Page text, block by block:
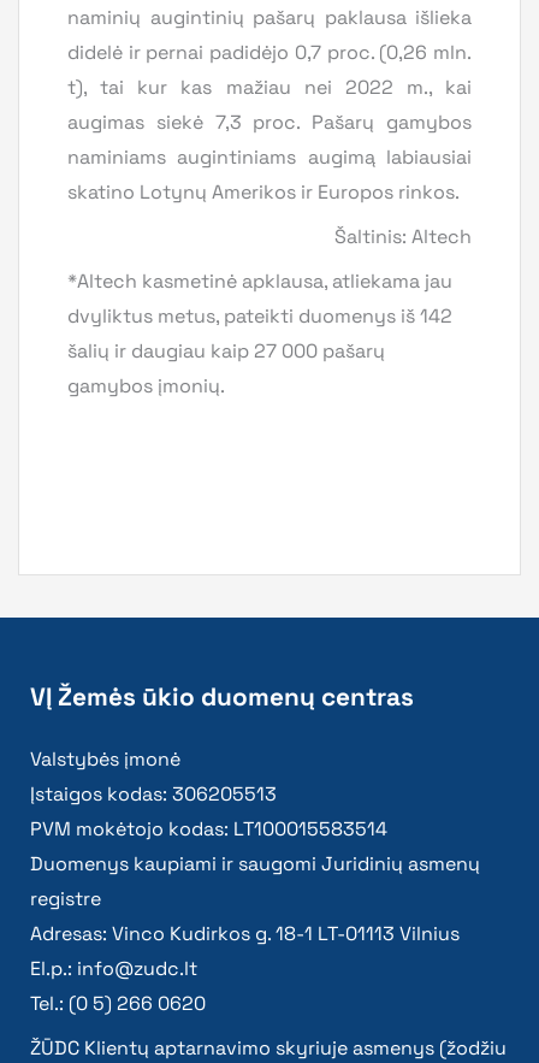
naminių augintinių pašarų paklausa išlieka
didelė ir pernai padidėjo 0,7 proc. (0,26 mln.
t), tai kur kas mažiau nei 2022 m., kai
augimas siekė 7,3 proc. Pašarų gamybos
naminiams augintiniams augimą labiausiai
skatino Lotynų Amerikos ir Europos rinkos.
Šaltinis: Altech
*Altech kasmetinė apklausa, atliekama jau
dvyliktus metus, pateikti duomenys iš 142
šalių ir daugiau kaip 27 000 pašarų
gamybos įmonių.
VĮ Žemės ūkio duomenų centras
Valstybės įmonė
Įstaigos kodas: 306205513
PVM mokėtojo kodas: LT100015583514
Duomenys kaupiami ir saugomi Juridinių asmenų
registre
Adresas: Vinco Kudirkos g. 18-1 LT-01113 Vilnius
El.p.: info@zudc.lt
Tel.: (0 5) 266 0620
ŽŪDC Klientų aptarnavimo skyriuje asmenys (žodžiu